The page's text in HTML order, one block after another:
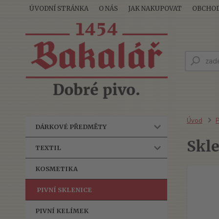
ÚVODNÍ STRÁNKA O NÁS JAK NAKUPOVAT
DÁRKOVÉ PŘEDMĚTY
TEXTIL
KOSMETIKA
PIVNÍ SKLENICE
PIVNÍ KELÍMEK
Úvod